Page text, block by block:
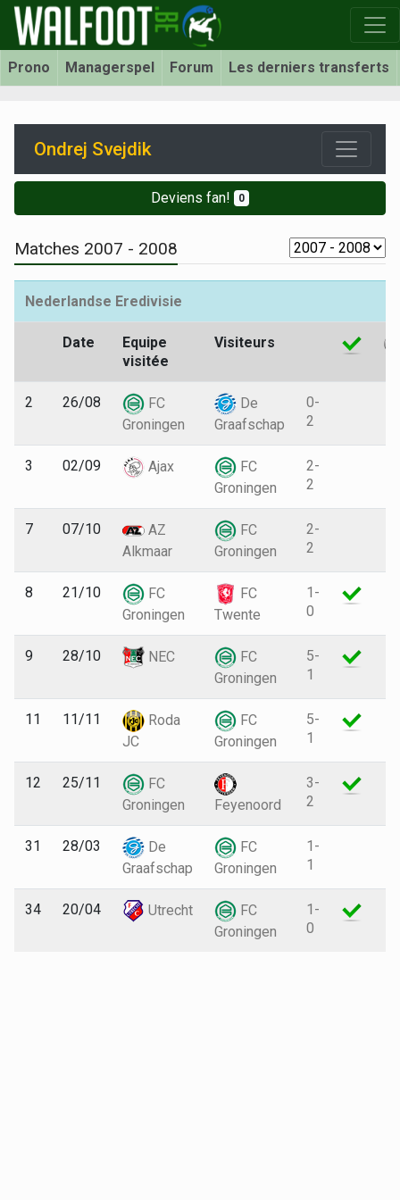
Prono Managerspel Forum Les derniers transferts
Ondrej Svejdik
Deviens fan! 0
Matches 2007 - 2008
Nederlandse Eredivisie
Date
Equipe
visitée
Visiteurs
2 26/08
FC
Groningen
De
Graafschap
0-
2
3 02/09 Ajax
FC
Groningen
2-
2
7 07/10
AZ
Alkmaar
FC
Groningen
2-
2
8 21/10
FC
Groningen
FC
Twente
1-
0
9 28/10 NEC
FC
Groningen
5-
1
11 11/11
Roda
JC
FC
Groningen
5-
1
12 25/11
FC
Groningen
Feyenoord
3-
2
31 28/03
De
Graafschap
FC
Groningen
1-
1
34 20/04 Utrecht
FC
Groningen
1-
0